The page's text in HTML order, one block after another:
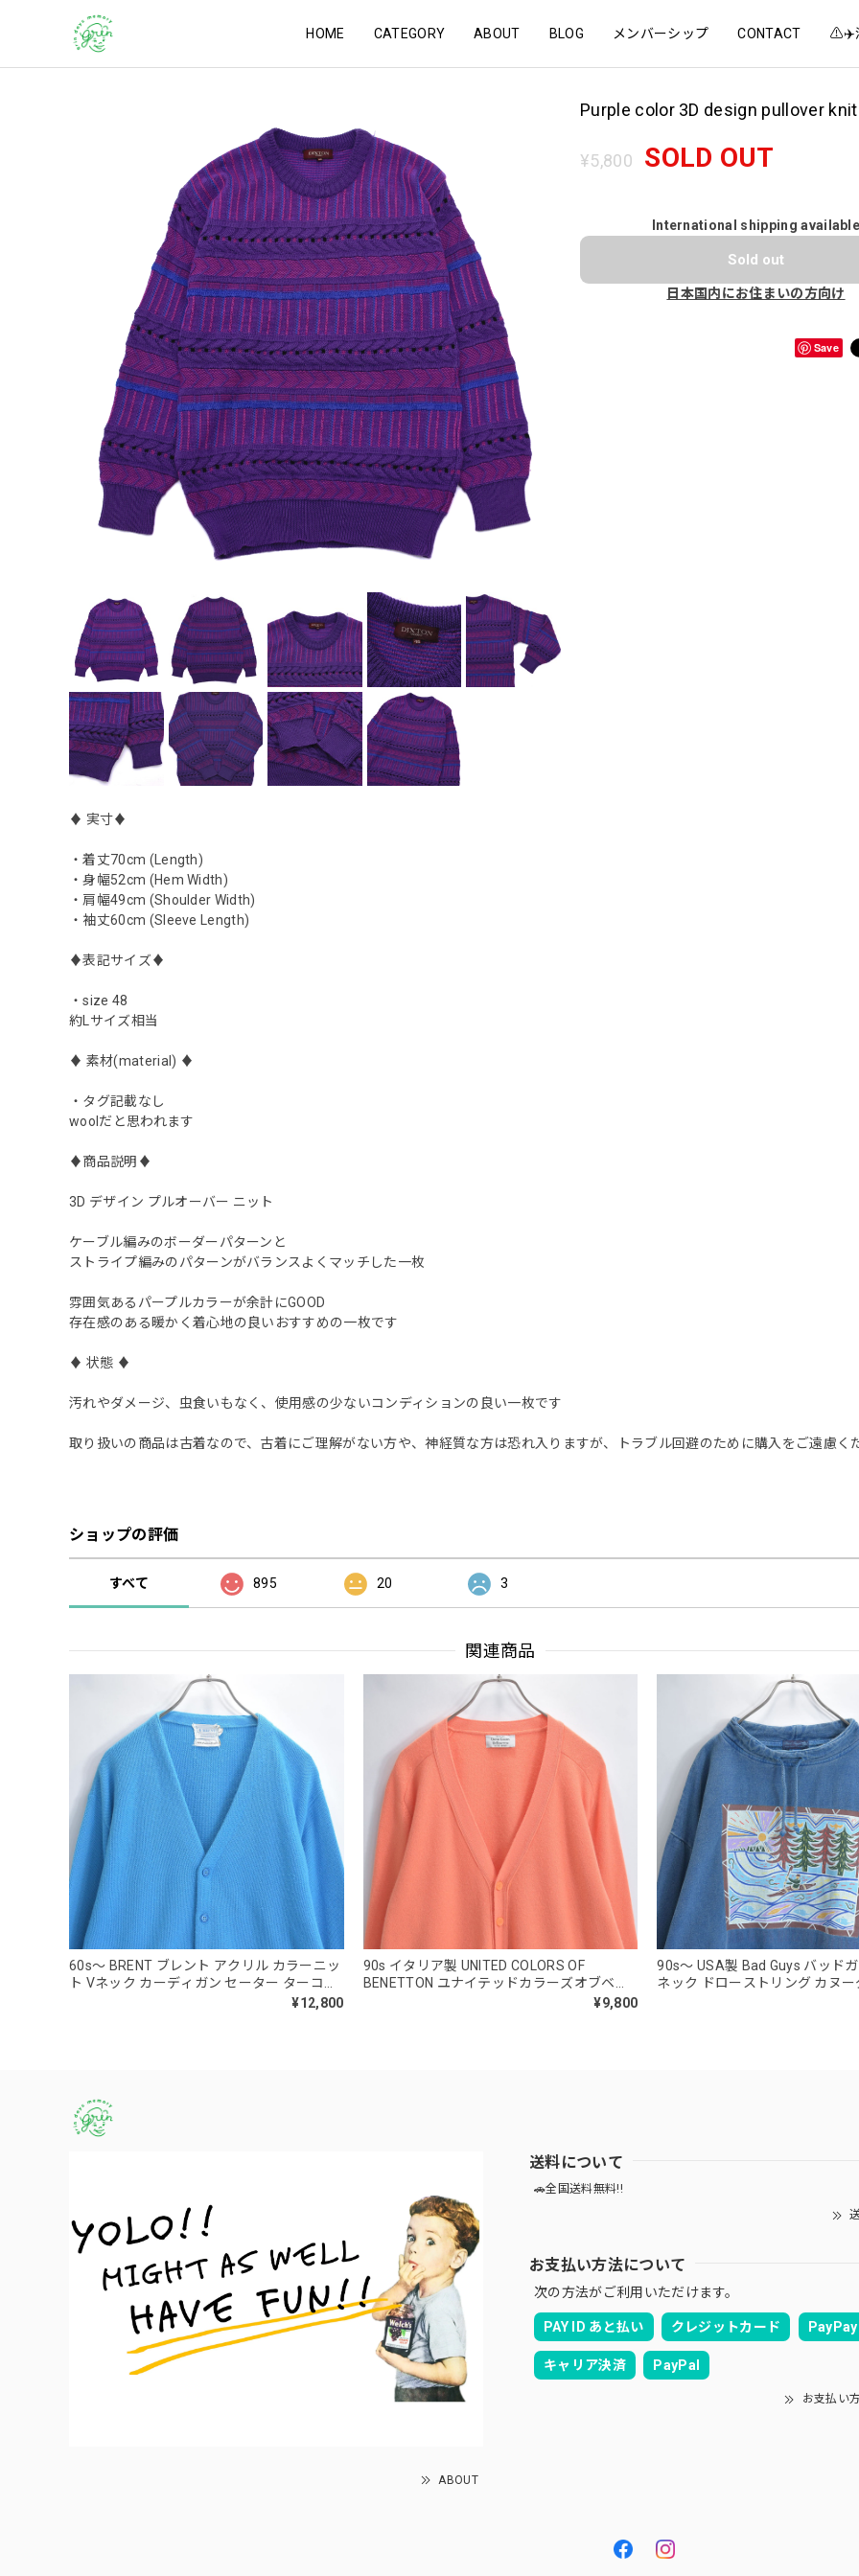
HOME CATEGORY ABOUT BLOG メンバーシップ CONTACT ⚠️✈️
Purple color 3D design pullover knit
¥5,800 SOLD OUT
International shipping available
Sold out
日本国内にお住まいの方向け
Save
♦︎ 実寸♦︎
・着丈70cm (Length)
・身幅52cm (Hem Width)
・肩幅49cm (Shoulder Width)
・袖丈60cm (Sleeve Length)
♦︎表記サイズ♦︎
・size 48
約Lサイズ相当
♦︎ 素材(material) ♦︎
・タグ記載なし
woolだと思われます
♦︎商品説明♦︎
3D デザイン プルオーバー ニット
ケーブル編みのボーダーパターンと
ストライプ編みのパターンがバランスよくマッチした一枚
雰囲気あるパープルカラーが余計にGOOD
存在感のある暖かく着心地の良いおすすめの一枚です
♦︎ 状態 ♦︎
汚れやダメージ、虫食いもなく、使用感の少ないコンディションの良い一枚です
取り扱いの商品は古着なので、古着にご理解がない方や、神経質な方は恐れ入りますが、トラブル回避のために購入をご遠慮く
ショップの評価
すべて 895 20 3
関連商品
60s～ BRENT ブレント アクリル カラーニッ
ト Vネック カーディガン セーター ターコイ
ズブルー ヴィンテージ ビンテージ USA アメ
¥12,800
90s イタリア製 UNITED COLORS OF
BENETTON ユナイテッドカラーズオブベネ
トン ラムウール Vネック ニット カーディガ
¥9,800
90s～ USA製 Bad Guys バッド
ネック ドローストリング カヌー
ク スウェット トレーナー デサ
ABOUT
送料について
🚗全国送料無料!!
お支払い方法について
次の方法がご利用いただけます。
PAY ID あと払い クレジットカード PayPay
キャリア決済 PayPal
お支払い